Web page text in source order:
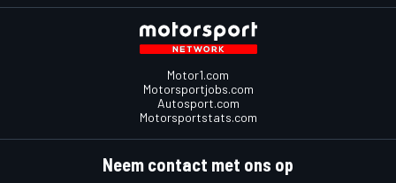
Motor1.com
Motorsportjobs.com
Autosport.com
Motorsportstats.com
Neem contact met ons op